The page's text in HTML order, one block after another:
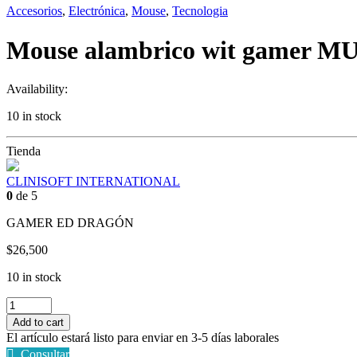
Accesorios, Electrónica, Mouse, Tecnologia
Mouse alambrico wit gamer
Availability:
10 in stock
Tienda
CLINISOFT INTERNATIONAL
0 de 5
GAMER ED DRAGÓN
$26,500
10 in stock
Mouse
alambrico
wit
gamer
Add to cart
El artículo estará listo para enviar en 3-5 días laborales